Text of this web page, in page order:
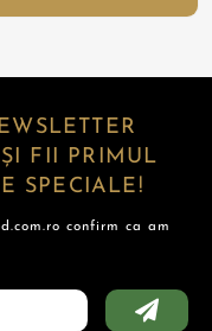
FII PRIMUL
SPECIALE!
confirm ca am